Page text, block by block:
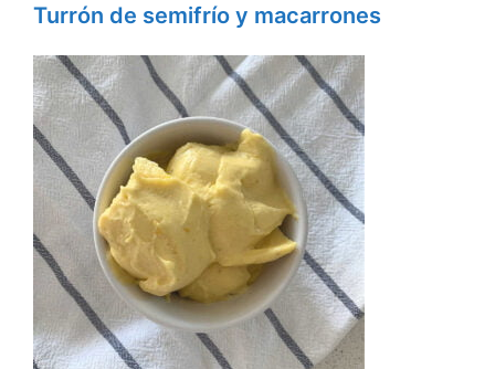
Turrón de semifrío y macarrones